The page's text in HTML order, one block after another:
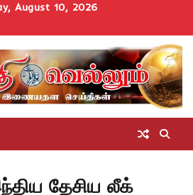
August 10, 2026
மாவட்டச்செய்திகள்
அரசியல்ஆன்மிகம்
சட்டம்
அறிவோம்
சினிமாUncategorized
தேசிய லீக்